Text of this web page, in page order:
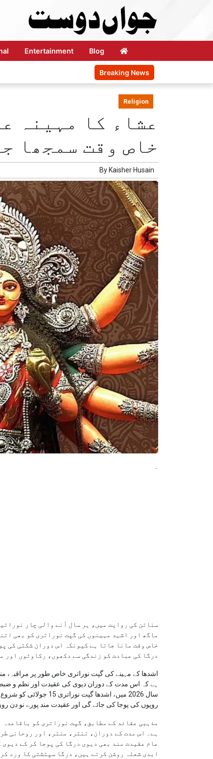
Blog
Entertainment
Breaking News
Religion
عشاء کا مہینہ
خاص وقت سمجھا
By Kaisher Husain
سناتن کی روایت میں، ہر سال آنے والی چار
ماگھ اور اشہد مہینوں کی گپت نوراتری کو بھی
خاص وقت مانا جاتا ہے کیونکہ اس دوران شکتی کی
درگا کی عبادت کو زندگی سے دکھوں، رکاوٹوں اور
اشدھا کے مہینے کی گپت نوراتری خاص طور پر مراقبہ،
ہے کہ اس مدت کے دوران دیوی کی عقیدت اور نظم و
روپوں کی پوجا کی جائے گی اور عقیدت مند پورے نو دن
مذہبی عقائد کے مطابق، گپت نوراتری کو
ہے۔ اس مدت کے دوران، تنتر، منتر، اور روحانی
عام عقیدت مند بھی دیوی درگا کی پوجا کر کے
ابدی شعلہ روشن کرتے ہیں، درگا سپتشتی کا ورد